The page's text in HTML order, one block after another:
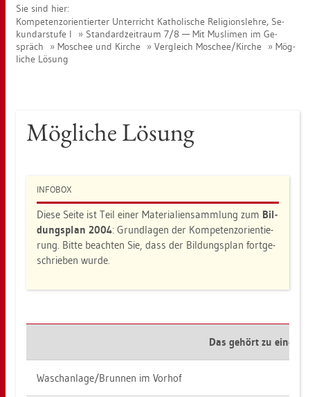
Sie sind hier:
Kom­pe­tenz­ori­en­tier­ter Un­ter­richt Ka­tho­li­sche Re­li­gi­ons­leh­re, Se­
kun­dar­stu­fe I
Stan­dard­zeit­raum 7/8 — Mit Mus­li­men im Ge­
spräch
Mo­schee und Kir­che Ver­gleich Mo­schee/Kir­che
Mög­
li­che Lö­sung
Mög­li­che Lö­sung
IN­FO­BOX
Diese Seite ist Teil einer Ma­te­ria­li­en­samm­lung zum Bil­
dungs­plan 2004: Grund­la­gen der Kom­pe­tenz­ori­en­tie­
rung. Bitte be­ach­ten Sie, dass der Bil­dungs­plan fort­ge­
schrie­ben wurde.
Das ge­hört zu einer
Wasch­an­la­ge/Brun­nen im Vor­hof